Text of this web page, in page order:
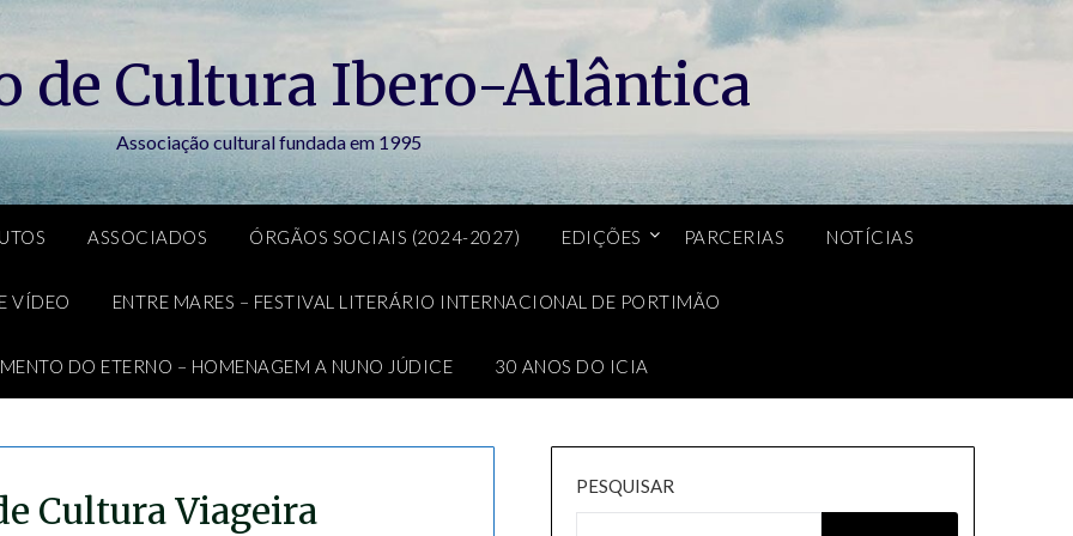
de Cultura Ibero-Atlântica
Associação cultural fundada em 1995
ASSOCIADOS ÓRGÃOS SOCIAIS (2024-2027) EDIÇÕES PARCERIAS NOTÍCIAS
VÍDEO ENTRE MARES – FESTIVAL LITERÁRIO INTERNACIONAL DE PORTIMÃO
DO ETERNO – HOMENAGEM A NUNO JÚDICE 30 ANOS DO ICIA
Cultura Viageira
PESQUISAR